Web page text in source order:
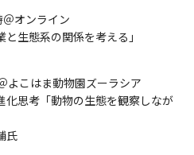
オンライン
生態系の関係を考える」
こはま動物園ズーラシア
化思考「動物の生態を観察しなが
氏